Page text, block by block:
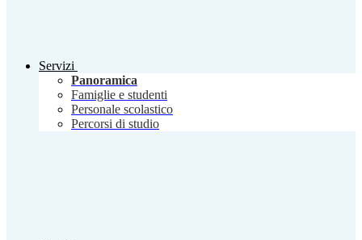
Servizi
Panoramica
Famiglie e studenti
Personale scolastico
Percorsi di studio